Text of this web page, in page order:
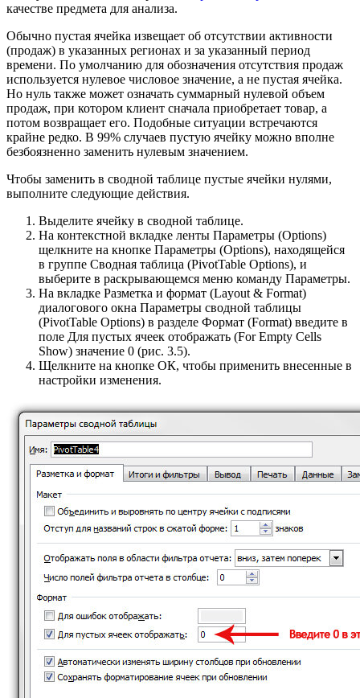
качестве предмета для анализа.
Обычно пустая ячейка извещает об отсутствии активности
(продаж) в указанных регионах и за указанный период
времени. По умолчанию для обозначения отсутствия продаж
используется нулевое числовое значение, а не пустая ячейка.
Но нуль также может означать суммарный нулевой объем
продаж, при котором клиент сначала приобретает товар, а
потом возвращает его. Подобные ситуации встречаются
крайне редко. В 99% случаев пустую ячейку можно вполне
безбоязненно заменить нулевым значением.
Чтобы заменить в сводной таблице пустые ячейки нулями,
выполните следующие действия.
Выделите ячейку в сводной таблице.
На контекстной вкладке ленты Параметры (Options)
щелкните на кнопке Параметры (Options), находящейся
в группе Сводная таблица (PivotTable Options), и
выберите в раскрывающемся меню команду Параметры.
На вкладке Разметка и формат (Layout & Format)
диалогового окна Параметры сводной таблицы
(PivotTable Options) в разделе Формат (Format) введите в
поле Для пустых ячеек отображать (For Empty Cells
Show) значение 0 (рис. 3.5).
Щелкните на кнопке ОК, чтобы применить внесенные в
настройки изменения.